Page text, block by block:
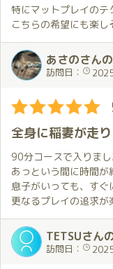
特にマットプレイのテ
こちらの希望にも楽し
次回は是非二輪車に
あさのさん
訪問日：
全身に稲妻が走り
90分コースで入りまし
あっという間に時間が
息子がいっても、すぐ
更なるプレイの追求が
TETSUさん
訪問日：